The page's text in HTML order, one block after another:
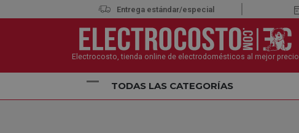
Entrega estándar/especial
Electrocosto, tienda online de electrodomésticos al mejor precio
TODAS LAS CATEGORÍAS